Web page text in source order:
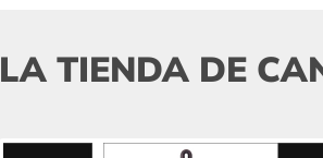
LA TIENDA DE